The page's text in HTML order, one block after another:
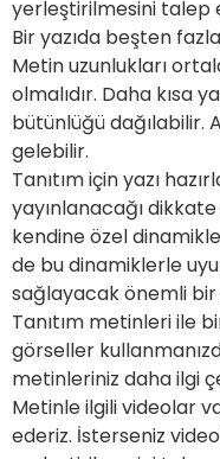
yerleştirilmesini talep
Bir yazıda beşten
Metin uzunlukları
olmalıdır. Daha kısa
bütünlüğü dağılabilir.
gelebilir.
Tanıtım için yazı
yayınlanacağı
kendine özel
de bu dinamiklerle
sağlayacak önemli
Tanıtım metinleri ile
görseller
metinleriniz daha ilgi
Metinle ilgili videolar
ederiz. İsterseniz